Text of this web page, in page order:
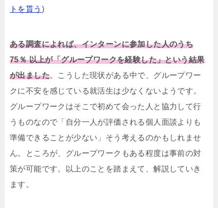
トを貰う )
ある調査によれば、インターンに参加した人のうち
75％ 以上が「グループワークを経験した」という結果
が出ました。こうした現状がある中で、グループワー
クに不安を感じている就活生は少なくないようです。
グループワークはそこで初めて会った人と協力して行
うものなので「自分一人が評価される個人面談よりも
準備できることが少ない」そう考えるのかもしれませ
ん。ところが、グループワークもある程度は事前の対
策が可能です。以上のことを踏まえて、解説していき
ます。